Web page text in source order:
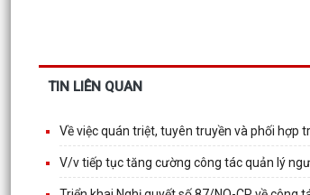
TIN LIÊN QUAN
Về việc quán triệt, tuyên truyền và phối hợp
V/v tiếp tục tăng cường công tác quản lý